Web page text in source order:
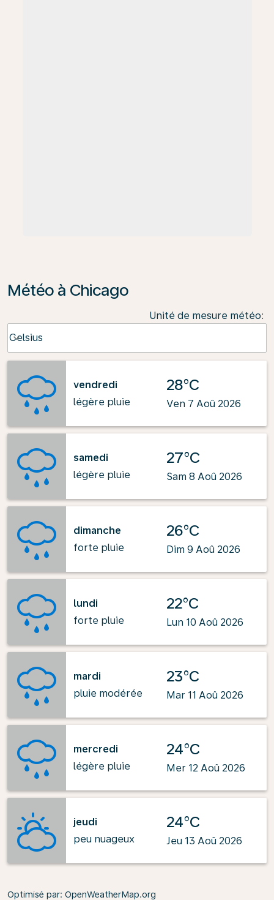
Météo à Chicago
Unité de mesure météo:
Celsius
keyboard_arrow_down
vendredi
légère pluie
28°C
Ven 7 Aoû 2026
samedi
légère pluie
27°C
Sam 8 Aoû 2026
dimanche
forte pluie
26°C
Dim 9 Aoû 2026
lundi
forte pluie
22°C
Lun 10 Aoû 2026
mardi
pluie modérée
23°C
Mar 11 Aoû 2026
mercredi
légère pluie
24°C
Mer 12 Aoû 2026
jeudi
peu nuageux
24°C
Jeu 13 Aoû 2026
Optimisé par: OpenWeatherMap.org